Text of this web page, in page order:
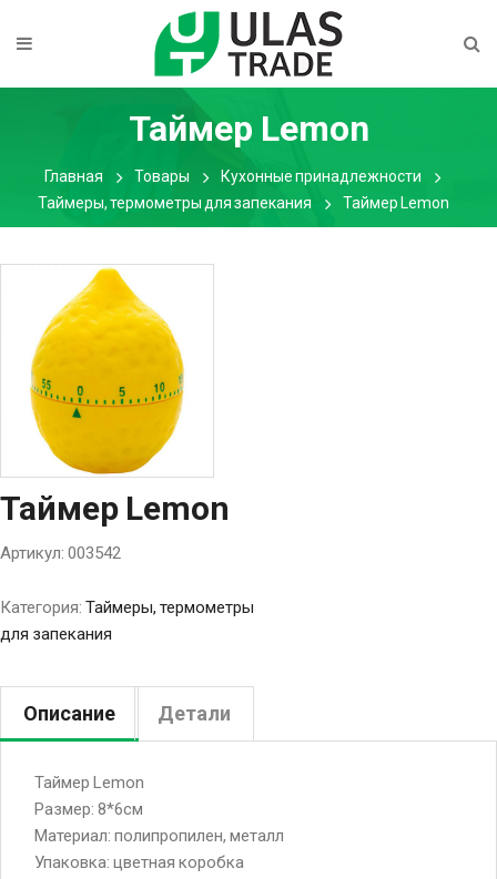
Таймер Lemon
Главная Товары
Кухонные принадлежности
Таймеры, термометры для запекания
Таймер Lemon
Таймер Lemon
Артикул: 003542
Категория: Таймеры, термометры
для запекания
Описание Детали
Таймер Lemon
Размер: 8*6см
Материал: полипропилен, металл
Упаковка: цветная коробка